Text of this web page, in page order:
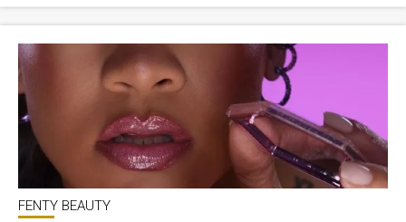
FENTY BEAUTY